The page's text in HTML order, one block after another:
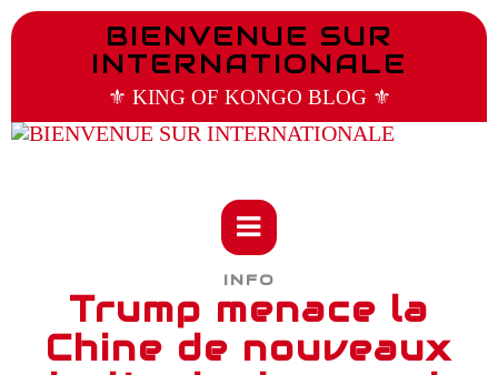
BIENVENUE SUR
INTERNATIONALE
⚜️ KING OF KONGO BLOG ⚜️
INFO
Trump menace la
Chine de nouveaux